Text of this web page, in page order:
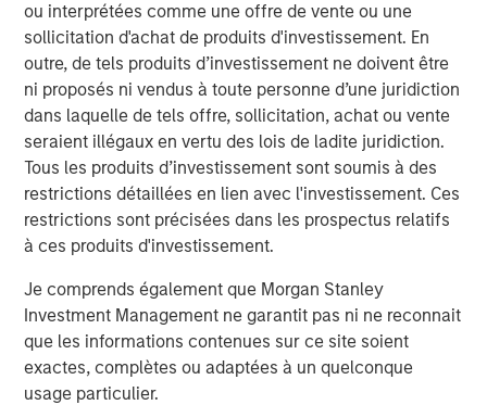
ou interprétées comme une offre de vente ou une
sollicitation d'achat de produits d'investissement. En
outre, de tels produits d’investissement ne doivent être
ni proposés ni vendus à toute personne d’une juridiction
dans laquelle de tels offre, sollicitation, achat ou vente
seraient illégaux en vertu des lois de ladite juridiction.
Tous les produits d’investissement sont soumis à des
restrictions détaillées en lien avec l'investissement. Ces
restrictions sont précisées dans les prospectus relatifs
à ces produits d'investissement.
Je comprends également que Morgan Stanley
Investment Management ne garantit pas ni ne reconnait
que les informations contenues sur ce site soient
exactes, complètes ou adaptées à un quelconque
usage particulier.
“We are excited about leveraging Morgan Stanley
Investment Management’s leading non-U.S. distribution
capabilities to bring Calvert’s proven, Principles-based
sustainable investment strategies to a much broader
universe of investors,” said John Streur, President and
Chief Executive Officer of Calvert Research and
Management. “Our proprietary research system drives
our investment process and enables us to identify the
companies leading their peers in managing financially
material ESG risks and opportunities, and those that are
positioned for longer-term success and improved societal
outcomes.”
Promoting environmental sustainability and resource
efficiency, advocating for equitable societies and